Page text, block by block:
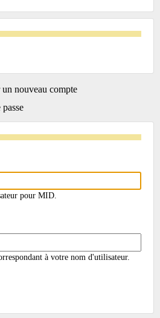
un nouveau compte
pour MID.
à votre nom d'utilisateur.